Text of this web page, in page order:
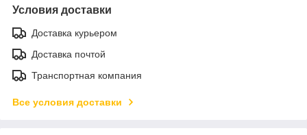
Условия доставки
Доставка курьером
Доставка почтой
Транспортная компания
Все условия доставки